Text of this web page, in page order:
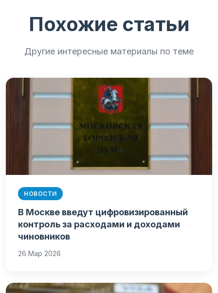
Похожие статьи
Другие интересные материалы по теме
НОВОСТИ
В Москве введут цифровизированный
контроль за расходами и доходами
чиновников
26 Мар 2026